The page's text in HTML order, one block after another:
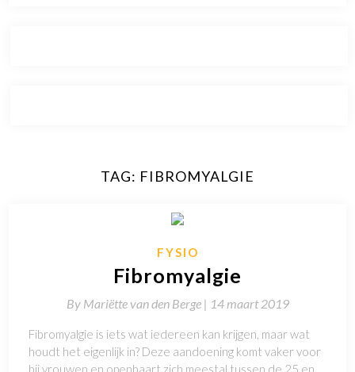
TAG: FIBROMYALGIE
FYSIO
Fibromyalgie
By Mariëtte van den Berge | 14 maart 2019
Fibromyalgie is iets wat iedereen kan krijgen, maar wat
houdt het eigenlijk in? Deze aandoening komt vaker voor
bij vrouwen en openbaart zich meestal tussen de 25 en